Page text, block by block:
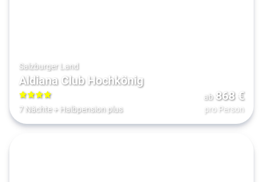
Salzburger Land
Aldiana Club Hochkönig
4
7 Nächte+ Halbpension plus
ab 868€
pro Person